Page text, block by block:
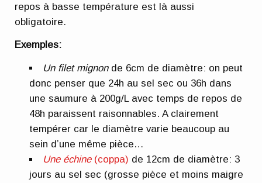
repos à basse température est là aussi
obligatoire.
Exemples:
Un filet mignonde 6cm de diamètre: on peut
donc penser que 24h au sel sec ou 36h dans
une saumure à 200g/L avec temps de repos de
48h paraissent raisonnables. A clairement
tempérer car le diamètre varie beaucoup au
sein d’une même pièce…
Une échine(coppa) de 12cm de diamètre: 3
jours au sel sec (grosse pièce et moins maigre